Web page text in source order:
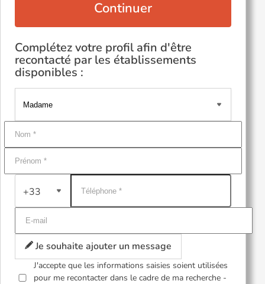
Continuer
Complétez votre profil afin d'être
recontacté par les établissements
disponibles :
+33
Je souhaite ajouter un message
J'accepte que les informations saisies soient utilisées
pour me recontacter dans le cadre de ma recherche -